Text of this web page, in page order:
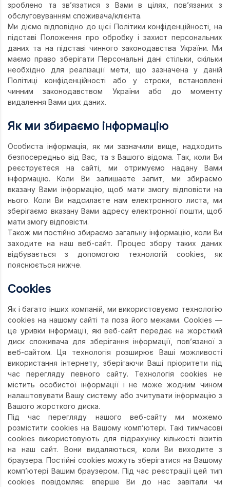
зроблено та зв’язатися з Вами в цілях, пов’язаних з
обслуговуванням споживача/клієнта.
Ми діємо відповідно до цієї Політики конфіденційності, на
підставі Положення про обробку і захист персональних
даних та на підставі чинного законодавства України. Ми
маємо право зберігати Персональні дані стільки, скільки
необхідно для реалізації мети, що зазначена у даній
Політиці конфіденційності або у строки, встановлені
чинним законодавством України або до моменту
видалення Вами цих даних.
Як ми збираємо інформацію
Особиста інформація, як ми зазначили вище, надходить
безпосередньо від Вас, та з Вашого відома. Так, коли Ви
реєструєтеся на сайті, ми отримуємо надану Вами
інформацію. Коли Ви залишаете запит, ми збираємо
вказану Вами інформацію, щоб мати змогу відповісти на
нього. Коли Ви надсилаєте нам електронного листа, ми
зберігаємо вказану Вами адресу електронної пошти, щоб
мати змогу відповісти.
Також ми постійно збираємо загальну інформацію, коли Ви
заходите на наш веб-сайт. Процес збору таких даних
відбувається з допомогою технологій cookies, як
пояснюється нижче.
Cookies
Як і багато інших компаній, ми використовуємо технологію
cookies на нашому сайті та поза його межами. Cookies —
це уривки інформації, які веб-сайт передає на жорсткий
диск споживача для зберігання інформації, пов’язаної з
веб-сайтом. Ця технологія розширює Ваші можливості
використання інтернету, зберігаючи Ваші пріоритети під
час перегляду певного сайту. Технологія cookies не
містить особистої інформації і не може жодним чином
налаштовувати Вашу систему або зчитувати інформацію з
Вашого жорсткого диска.
Під час перегляду нашого веб-сайту ми можемо
розмістити cookies на Вашому комп’ютері. Такі тимчасові
cookies використовують для підрахунку кількості візитів
на наш сайт. Вони видаляються, коли Ви виходите з
браузера. Постійні cookies можуть зберігатися на Вашому
комп’ютері Вашим браузером. Під час реєстрації цей тип
cookies повідомляє: вперше Ви до нас завітали чи